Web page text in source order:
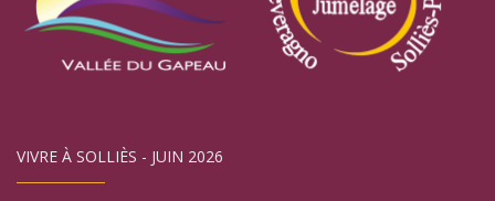
VIVRE À SOLLIÈS - JUIN 2026